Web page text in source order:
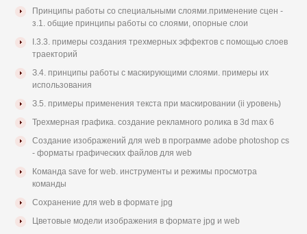
Принципы работы со специальными слоями.применение сцен -
з.1. общие принципы работы со слоями, опорные слои
I.3.3. примеры создания трехмерных эффектов с помощью слоев
траекторий
З.4. принципы работы с маскирующими слоями. примеры их
использования
З.5. примеры применения текста при маскировании (ii уровень)
Трехмерная графика. создание рекламного ролика в 3d max 6
Создание изображений для web в программе adobe photoshop cs
- форматы графических файлов для web
Команда save for web. инструменты и режимы просмотра
команды
Сохранение для web в формате jpg
Цветовые модели изображения в формате jpg и web